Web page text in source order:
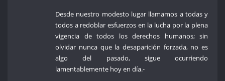
Desde nuestro modesto lugar llamamos a todas y
todos a redoblar esfuerzos en la lucha por la plena
vigencia de todos los derechos humanos; sin
olvidar nunca que la desaparición forzada, no es
algo del pasado, sigue ocurriendo
lamentablemente hoy en día.-